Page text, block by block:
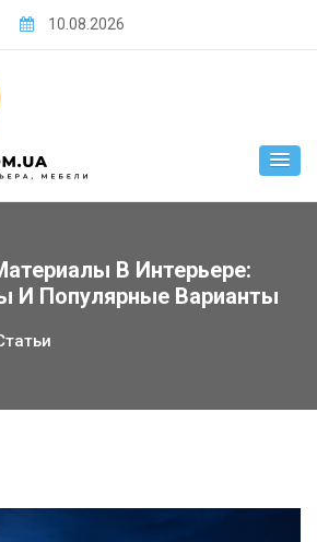
10.08.2026
В Интерьере:
И Популярные Варианты